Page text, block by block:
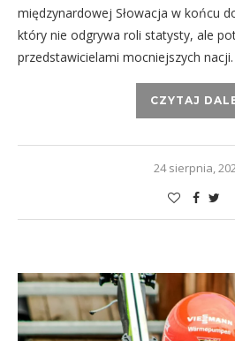
międzynardowej Słowacja w końcu
który nie odgrywa roli statysty, ale
przedstawicielami mocniejszych
CZYTAJ
24 sierpnia,